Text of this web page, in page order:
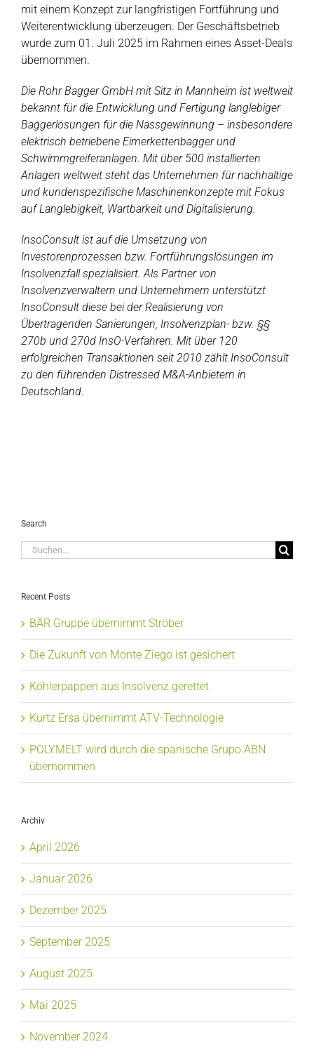
mit einem Konzept zur langfristigen Fortführung und
Weiterentwicklung überzeugen. Der Geschäftsbetrieb
wurde zum 01. Juli 2025 im Rahmen eines Asset-Deals
übernommen.
Die Rohr Bagger GmbH mit Sitz in Mannheim ist weltweit
bekannt für die Entwicklung und Fertigung langlebiger
Baggerlösungen für die Nassgewinnung – insbesondere
elektrisch betriebene Eimerkettenbagger und
Schwimmgreiferanlagen. Mit über 500 installierten
Anlagen weltweit steht das Unternehmen für nachhaltige
und kundenspezifische Maschinenkonzepte mit Fokus
auf Langlebigkeit, Wartbarkeit und Digitalisierung.
InsoConsult ist auf die Umsetzung von
Investorenprozessen bzw. Fortführungslösungen im
Insolvenzfall spezialisiert. Als Partner von
Insolvenzverwaltern und Unternehmern unterstützt
InsoConsult diese bei der Realisierung von
Übertragenden Sanierungen, Insolvenzplan- bzw. §§
270b und 270d InsO-Verfahren. Mit über 120
erfolgreichen Transaktionen seit 2010 zählt InsoConsult
zu den führenden Distressed M&A-Anbietern in
Deutschland.
Search
Suche
Recent Posts
BÄR Gruppe übernimmt Ströber
Die Zukunft von Monte Ziego ist gesichert
Köhlerpappen aus Insolvenz gerettet
Kurtz Ersa übernimmt ATV-Technologie
POLYMELT wird durch die spanische Grupo ABN
übernommen
Archiv
April 2026
Januar 2026
Dezember 2025
September 2025
August 2025
Mai 2025
November 2024